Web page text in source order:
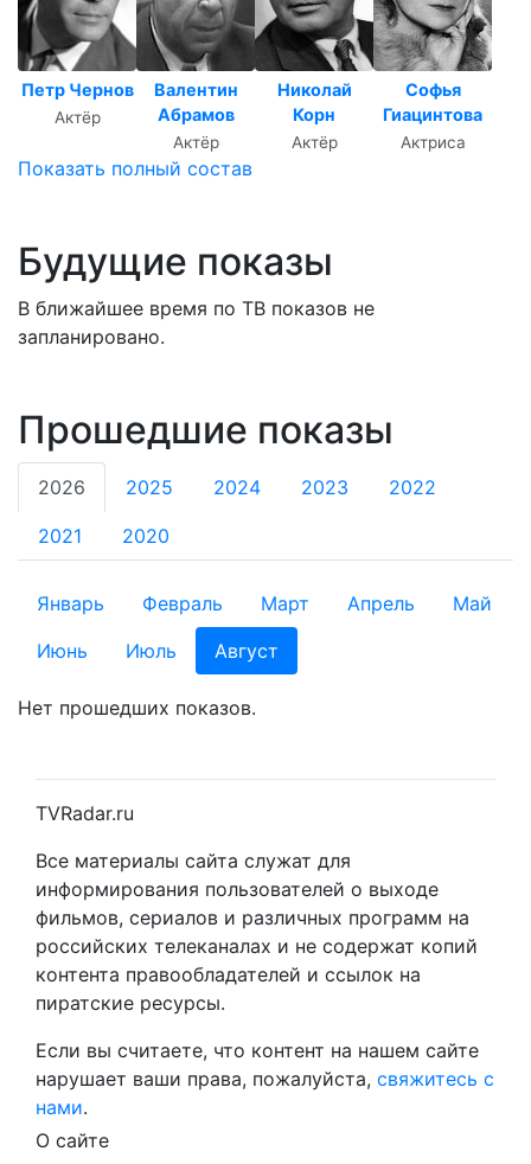
Петр Чернов
Актёр
Валентин
Абрамов
Актёр
Николай
Корн
Актёр
Софья
Гиацинтова
Актриса
Показать полный состав
Будущие показы
В ближайшее время по ТВ показов не
запланировано.
Прошедшие показы
2026 2025 2024 2023 2022
2021 2020
Январь Февраль Март Апрель
Май
Июнь
Июль Август
Нет прошедших показов.
TVRadar.ru
Все материалы сайта служат для
информирования пользователей о выходе
фильмов, сериалов и различных программ на
российских телеканалах и не содержат копий
контента правообладателей и ссылок на
пиратские ресурсы.
Если вы считаете, что контент на нашем сайте
нарушает ваши права, пожалуйста, свяжитесь с
нами.
О сайте